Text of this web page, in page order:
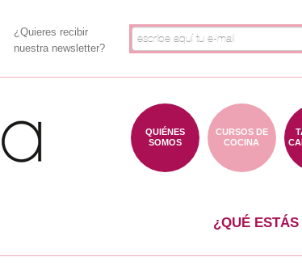
¿Quieres recibir
nuestra newsletter?
CURSOS DE
COCINA
QUIÉNES
SOMOS
¿QUÉ